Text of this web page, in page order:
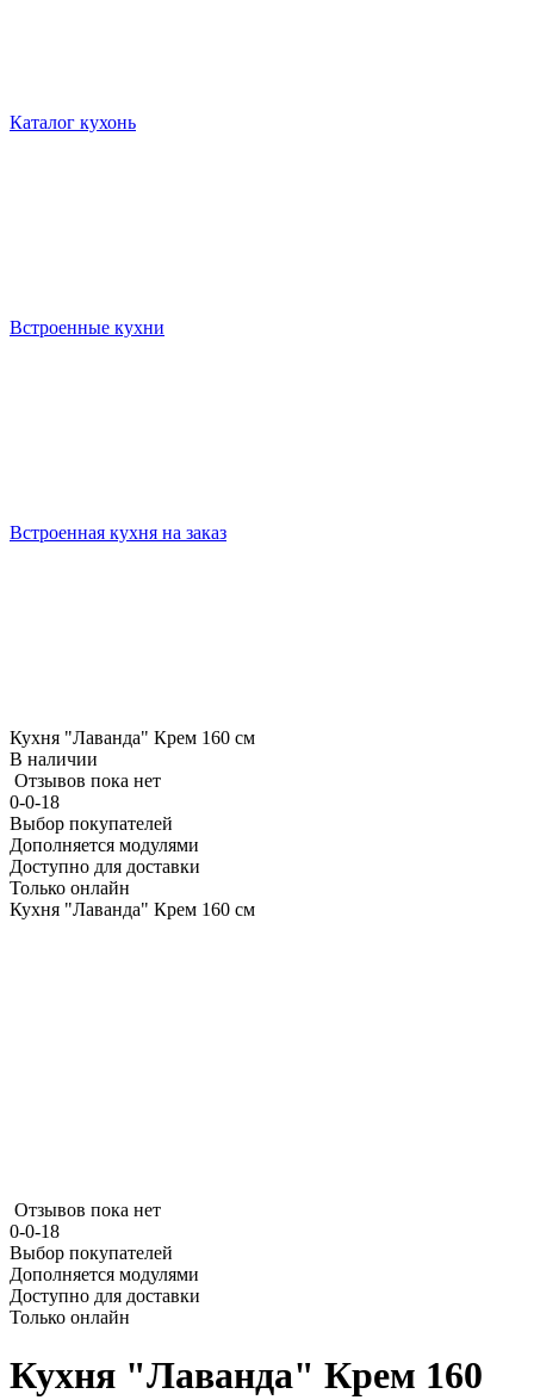
Каталог кухонь
Встроенные кухни
Встроенная кухня на заказ
Кухня "Лаванда" Крем 160 см
В наличии
Отзывов пока нет
0-0-18
Выбор покупателей
Дополняется модулями
Доступно для доставки
Только онлайн
Кухня "Лаванда" Крем 160 см
Отзывов пока нет
0-0-18
Выбор покупателей
Дополняется модулями
Доступно для доставки
Только онлайн
Кухня "Лаванда" Крем 160